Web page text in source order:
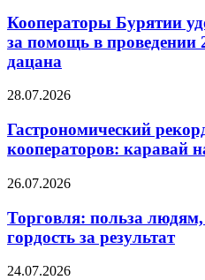
Кооператоры Бурятии
за помощь в проведении
дацана
28.07.2026
Гастрономический
кооператоров: каравай
26.07.2026
Торговля: польза людям,
гордость за результат
24.07.2026